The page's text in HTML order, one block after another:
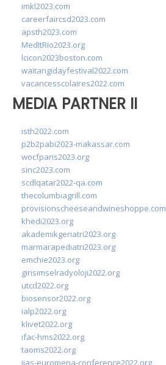
imkl2023.com
careerfaircsd2023.com
apsth2023.com
MedItRio2023.org
lcicon2023boston.com
waitangidayfestival2022.com
vacancesscolaires2022.com
MEDIA PARTNER II
isth2022.com
p2b2pabi2023-makassar.com
wocfparis2023.org
sinc2023.com
scdlqatar2022-qa.com
thecolumbiagrill.com
provisionscheeseandwineshoppe.com
khedi2023.org
akademikgeriatri2023.org
marmarapediatri2023.org
emchie2023.org
girisimselradyoloji2022.org
utcd2022.org
biosensor2022.org
ialp2022.org
klivet2022.org
ifac-hms2022.org
taoms2022.org
iias-euromena-conference2022.org